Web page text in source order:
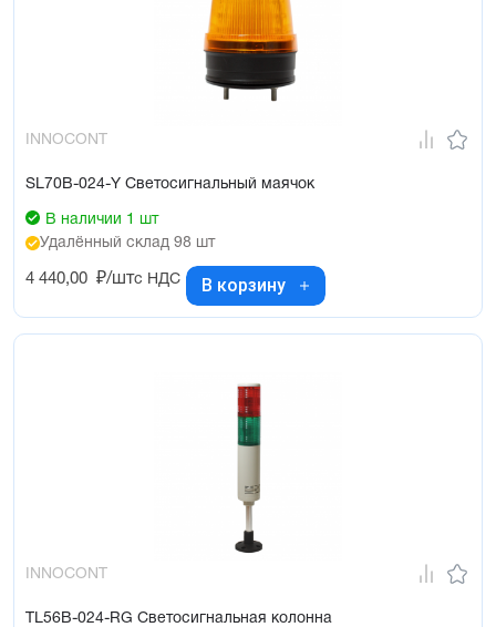
INNOCONT
SL70B-024-Y Светосигнальный маячок
В наличии 1 шт
Удалённый склад 98 шт
4 440,00 ₽/штс НДС В корзину
INNOCONT
TL56B-024-RG Светосигнальная колонна